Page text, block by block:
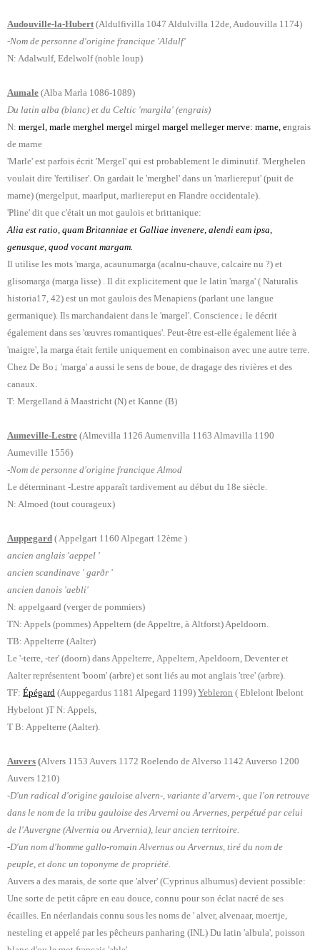
Audouville-la-Hubert (Aldulfivilla 1047 Aldulvilla 12de, Audouvilla 1174)
-Nom de personne d'origine francique 'Aldulf'
N: Adalwulf, Edelwolf (noble loup)
Aumale (Alba Marla 1086-1089)
Du latin alba (blanc) et du Celtic 'margila' (engrais)
N: mergel, marle merghel mergel mirgel margel melleger merve: marne, engrais
de marne
'Marle' est parfois écrit 'Mergel' qui est probablement le diminutif. 'Merghelen
voulait dire 'fertiliser'. On gardait le 'merghel' dans un 'marliereput' (puit de
marne) (mergelput, maarlput, marliereput en Flandre occidentale).
'Pline' dit que c'était un mot gaulois et brittanique:
Alia est ratio, quam Britanniae et Galliae invenere, alendi eam ipsa,
genusque, quod vocant margam.
Il utilise les mots 'marga, acaunumarga (acalnu-chauve, calcaire nu ?) et
glisomarga (marga lisse) . Il dit explicitement que le latin 'marga' ( Naturalis
historia17, 42) est un mot gaulois des Menapiens (parlant une langue
germanique). Ils marchandaient dans le 'margel'. Conscience↓ le décrit
également dans ses 'œuvres romantiques'. Peut-être est-elle également liée à
'maigre', la marga était fertile uniquement en combinaison avec une autre terre.
Chez De Bo↓ 'marga' a aussi le sens de boue, de dragage des rivières et des
canaux.
T: Mergelland à Maastricht (N) et Kanne (B)
Aumeville-Lestre (Almevilla 1126 Aumenvilla 1163 Almavilla 1190
Aumeville 1556)
-Nom de personne d'origine francique Almod
Le déterminant -Lestre apparaît tardivement au début du 18e siècle.
N: Almoed (tout courageux)
Auppegard ( Appelgart 1160 Alpegart 12ème )
ancien anglais 'aeppel '
ancien scandinave ' garðr '
ancien danois 'aebli'
N: appelgaard (verger de pommiers)
TN: Appels (pommes) Appeltern (de Appeltre, à Altforst) Apeldoorn.
TB: Appelterre (Aalter)
Le '-terre, -ter' (doorn) dans Appelterre, Appeltern, Apeldoorn, Deventer et
Aalter représentent 'boom' (arbre) et sont liés au mot anglais 'tree' (arbre).
TF: Épégard (Auppegardus 1181 Alpegard 1199) Yebleron ( Eblelont Ibelont
Hybelont )T N: Appels,
T B: Appelterre (Aalter).
Auvers (Alvers 1153 Auvers 1172 Roelendo de Alverso 1142 Auverso 1200
Auvers 1210)
-D'un radical d'origine gauloise alvern-, variante d’arvern-, que l'on retrouve
dans le nom de la tribu gauloise des Arverni ou Arvernes, perpétué par celui
de l'Auvergne (Alvernia ou Arvernia), leur ancien territoire.
-D'un nom d'homme gallo-romain Alvernus ou Arvernus, tiré du nom de
peuple, et donc un toponyme de propriété.
Auvers a des marais, de sorte que 'alver' (Cyprinus alburnus) devient possible:
Une sorte de petit câpre en eau douce, connu pour son éclat nacré de ses
écailles. En néerlandais connu sous les noms de ' alver, alvenaar, moertje,
nesteling et appelé par les pêcheurs panharing (INL) Du latin 'albula', poisson